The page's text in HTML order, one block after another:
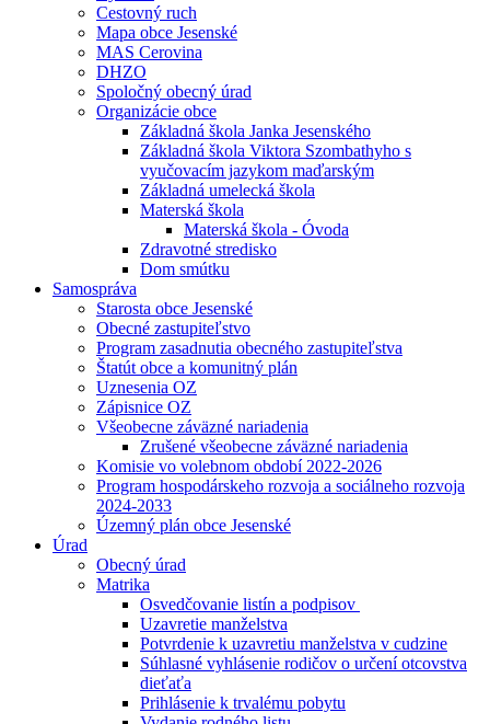
Cestovný ruch
Mapa obce Jesenské
MAS Cerovina
DHZO
Spoločný obecný úrad
Organizácie obce
Základná škola Janka Jesenského
Základná škola Viktora Szombathyho s
vyučovacím jazykom maďarským
Základná umelecká škola
Materská škola
Materská škola - Óvoda
Zdravotné stredisko
Dom smútku
Samospráva
Starosta obce Jesenské
Obecné zastupiteľstvo
Program zasadnutia obecného zastupiteľstva
Štatút obce a komunitný plán
Uznesenia OZ
Zápisnice OZ
Všeobecne záväzné nariadenia
Zrušené všeobecne záväzné nariadenia
Komisie vo volebnom období 2022-2026
Program hospodárskeho rozvoja a sociálneho rozvoja
2024-2033
Územný plán obce Jesenské
Úrad
Obecný úrad
Matrika
Osvedčovanie listín a podpisov
Uzavretie manželstva
Potvrdenie k uzavretiu manželstva v cudzine
Súhlasné vyhlásenie rodičov o určení otcovstva
dieťaťa
Prihlásenie k trvalému pobytu